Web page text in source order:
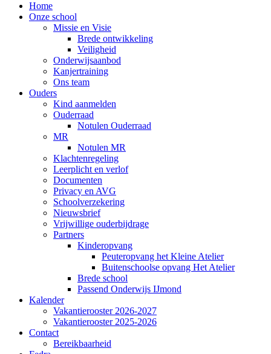
Home
Onze school
Missie en Visie
Brede ontwikkeling
Veiligheid
Onderwijsaanbod
Kanjertraining
Ons team
Ouders
Kind aanmelden
Ouderraad
Notulen Ouderraad
MR
Notulen MR
Klachtenregeling
Leerplicht en verlof
Documenten
Privacy en AVG
Schoolverzekering
Nieuwsbrief
Vrijwillige ouderbijdrage
Partners
Kinderopvang
Peuteropvang het Kleine Atelier
Buitenschoolse opvang Het Atelier
Brede school
Passend Onderwijs IJmond
Kalender
Vakantierooster 2026-2027
Vakantierooster 2025-2026
Contact
Bereikbaarheid